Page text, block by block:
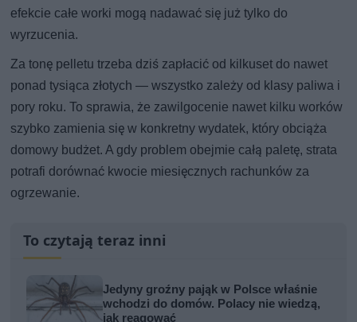
efekcie całe worki mogą nadawać się już tylko do
wyrzucenia.
Za tonę pelletu trzeba dziś zapłacić od kilkuset do nawet
ponad tysiąca złotych — wszystko zależy od klasy paliwa i
pory roku. To sprawia, że zawilgocenie nawet kilku worków
szybko zamienia się w konkretny wydatek, który obciąża
domowy budżet. A gdy problem obejmie całą paletę, strata
potrafi dorównać kwocie miesięcznych rachunków za
ogrzewanie.
To czytają teraz inni
Jedyny groźny pająk w Polsce właśnie
wchodzi do domów. Polacy nie wiedzą,
jak reagować